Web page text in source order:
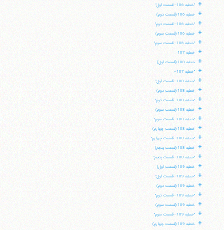
+ "خطبه 106 - قسمت اول"
+ خطبه 106 (قسمت دوم)
+ "خطبه 106 - قسمت دوم"
+ خطبه 106 (قسمت سوم)
+ "خطبه 106 - قسمت سوم"
+ خطبه 107
+ خطبه 108 (قسمت اول)
+ "خطبه 107»
+ "خطبه 108 - قسمت اول"
+ خطبه 108 (قسمت دوم)
+ "خطبه 108 - قسمت دوم"
+ خطبه 108 (قسمت سوم)
+ "خطبه 108 - قسمت سوم"
+ خطبه 108 (قسمت چهارم)
+ "خطبه 108 - قسمت چهارم"
+ خطبه 108 (قسمت پنجم)
+ "خطبه 108 - قسمت پنجم"
+ خطبه 109 (قسمت اول)
+ "خطبه 109 - قسمت اول"
+ خطبه 109 (قسمت دوم)
+ "خطبه 109 - قسمت دوم"
+ خطبه 109 (قسمت سوم)
+ "خطبه 109 - قسمت سوم"
+ خطبه 109 (قسمت چهارم)